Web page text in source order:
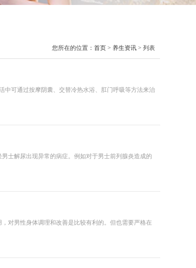
您所在的位置： 首页 > 养生资讯 > 列表
中可通过按摩阴囊、交替冷热水浴、肛门呼吸等方法来治
士解尿出现异常的病症。例如对于男士前列腺炎造成的
对男性身体调理和改善是比较有利的。但也需要严格在